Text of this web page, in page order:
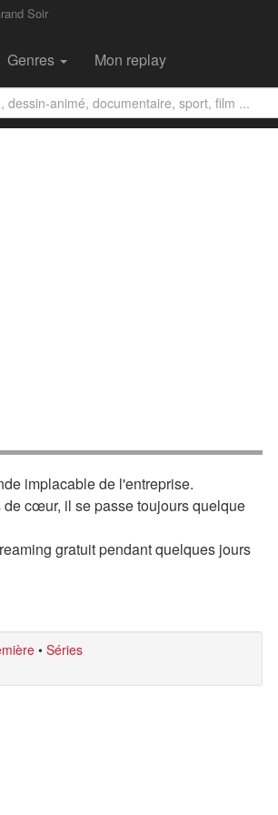
Soir
Genres Mon replay
implacable de l'entreprise.
cœur, il se passe toujours quelque
gratuit pendant quelques jours
• Séries